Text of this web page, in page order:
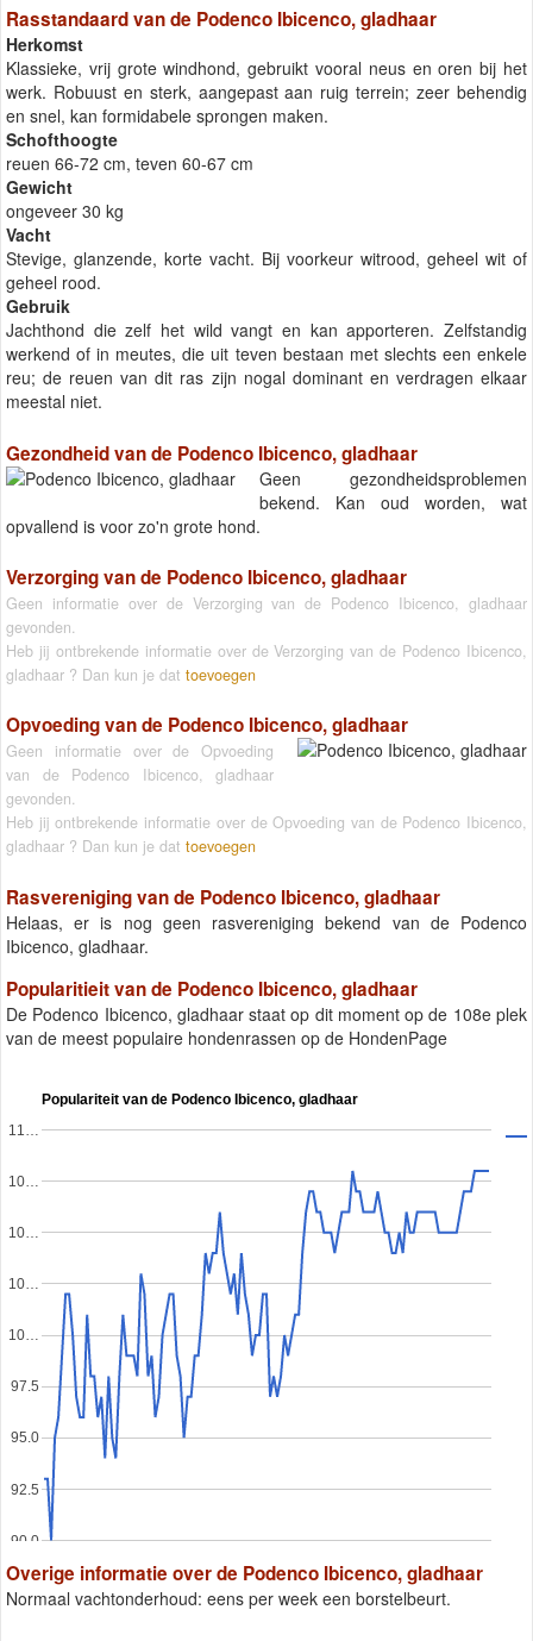
Rasstandaard van de Podenco Ibicenco, gladhaar
Herkomst
Klassieke, vrij grote windhond, gebruikt vooral neus en oren bij het
werk. Robuust en sterk, aangepast aan ruig terrein; zeer behendig
en snel, kan formidabele sprongen maken.
Schofthoogte
reuen 66-72 cm, teven 60-67 cm
Gewicht
ongeveer 30 kg
Vacht
Stevige, glanzende, korte vacht. Bij voorkeur witrood, geheel wit of
geheel rood.
Gebruik
Jachthond die zelf het wild vangt en kan apporteren. Zelfstandig
werkend of in meutes, die uit teven bestaan met slechts een enkele
reu; de reuen van dit ras zijn nogal dominant en verdragen elkaar
meestal niet.
Gezondheid van de Podenco Ibicenco, gladhaar
Geen gezondheidsproblemen
bekend. Kan oud worden, wat
opvallend is voor zo'n grote hond.
Verzorging van de Podenco Ibicenco, gladhaar
Geen informatie over de Verzorging van de Podenco Ibicenco, gladhaar
gevonden.
Heb jij ontbrekende informatie over de Verzorging van de Podenco Ibicenco,
gladhaar ? Dan kun je dat toevoegen
Opvoeding van de Podenco Ibicenco, gladhaar
Geen informatie over de Opvoeding
van de Podenco Ibicenco, gladhaar
gevonden.
Heb jij ontbrekende informatie over de Opvoeding van de Podenco Ibicenco,
gladhaar ? Dan kun je dat toevoegen
Rasvereniging van de Podenco Ibicenco, gladhaar
Helaas, er is nog geen rasvereniging bekend van de Podenco
Ibicenco, gladhaar.
Popularitieit van de Podenco Ibicenco, gladhaar
De Podenco Ibicenco, gladhaar staat op dit moment op de 108e plek
van de meest populaire hondenrassen op de HondenPage
Populariteit van de Podenco Ibicenco, gladhaar
90.0
92.5
95.0
97.5
10…
10…
10…
10…
11…
Overige informatie over de Podenco Ibicenco, gladhaar
Normaal vachtonderhoud: eens per week een borstelbeurt.